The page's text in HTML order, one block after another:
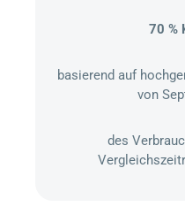
70 %
basierend auf
von
des